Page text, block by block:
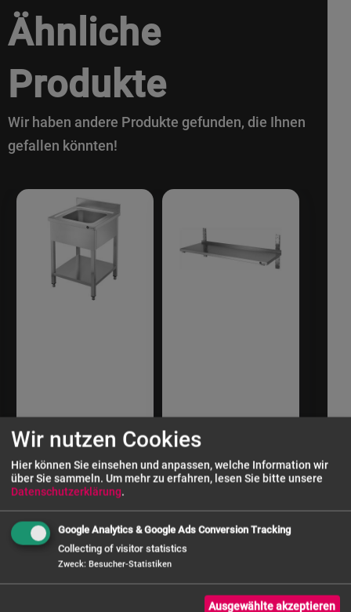
Ähnliche
Produkte
Wir haben andere Produkte gefunden, die Ihnen
gefallen könnten!
ZORRO
Spültisch ZST
700 x 950 mm
268,91 €
ZORRO
Wandbord ZWB
300 x 350 mm
Wir nutzen Cookies
Hier können Sie einsehen und anpassen, welche Information wir
über Sie sammeln. Um mehr zu erfahren, lesen Sie bitte unsere
Datenschutzerklärung.
Google Analytics & Google Ads Conversion Tracking
Collecting of visitor statistics
Zweck: Besucher-Statistiken
Ausgewählte akzeptieren